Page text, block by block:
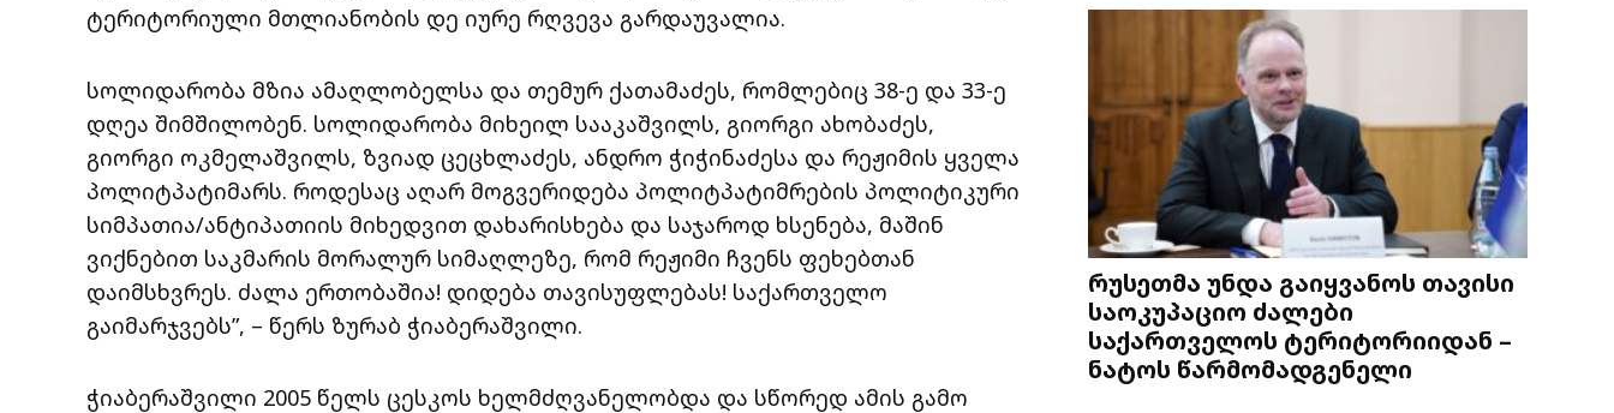
ტერიტორიული მთლიანობის დე იურე რღვევა გარდაუვალია.
სოლიდარობა მზია ამაღლობელსა და თემურ ქათამაძეს, რომლებიც 38-ე და 33-ე
დღეა შიმშილობენ. სოლიდარობა მიხეილ სააკაშვილს, გიორგი ახობაძეს,
გიორგი ოკმელაშვილს, ზვიად ცეცხლაძეს, ანდრო ჭიჭინაძესა და რეჟიმის ყველა
პოლიტპატიმარს. როდესაც აღარ მოგვერიდება პოლიტპატიმრების პოლიტიკური
სიმპათია/ანტიპათიის მიხედვით დახარისხება და საჯაროდ ხსენება, მაშინ
ვიქნებით საკმარის მორალურ სიმაღლეზე, რომ რეჟიმი ჩვენს ფეხებთან
დაიმსხვრეს. ძალა ერთობაშია! დიდება თავისუფლებას! საქართველო
გაიმარჯვებს”, – წერს ზურაბ ჭიაბერაშვილი.
ჭიაბერაშვილი 2005 წელს ცესკოს ხელმძღვანელობდა და სწორედ ამის გამო
რუსეთმა უნდა გაიყვანოს თავისი
საოკუპაციო ძალები
საქართველოს ტერიტორიიდან –
ნატოს წარმომადგენელი